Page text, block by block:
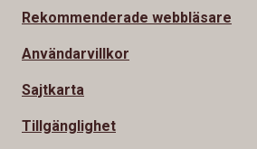
Rekommenderade webbläsare
Användarvillkor
Sajtkarta
Tillgänglighet